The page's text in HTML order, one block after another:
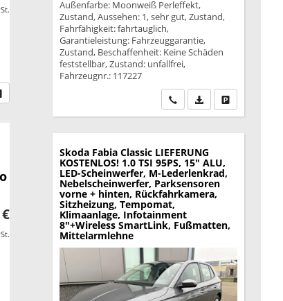
Fahrzeugexposé drucken
Außenfarbe: Moonweiß Perleffekt,
Zustand, Aussehen: 1, sehr gut, Zustand,
Fahrfähigkeit: fahrtauglich,
Garantieleistung: Fahrzeuggarantie,
Zustand, Beschaffenheit: Keine Schäden
feststellbar, Zustand: unfallfrei,
Fahrzeugnr.: 117227
Wir rufen Sie an
PDF-Datei,Drucken,
Skoda Fabia Classic LIEFERUNG
KOSTENLOS! 1.0 TSI 95PS, 15" ALU,
LED-Scheinwerfer, M-Lederlenkrad,
Nebelscheinwerfer, Parksensoren
vorne + hinten, Rückfahrkamera,
Sitzheizung, Tempomat,
Klimaanlage, Infotainment
8"+Wireless SmartLink, Fußmatten,
Mittelarmlehne